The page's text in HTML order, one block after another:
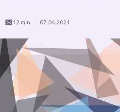
12 min. 07.04.2021